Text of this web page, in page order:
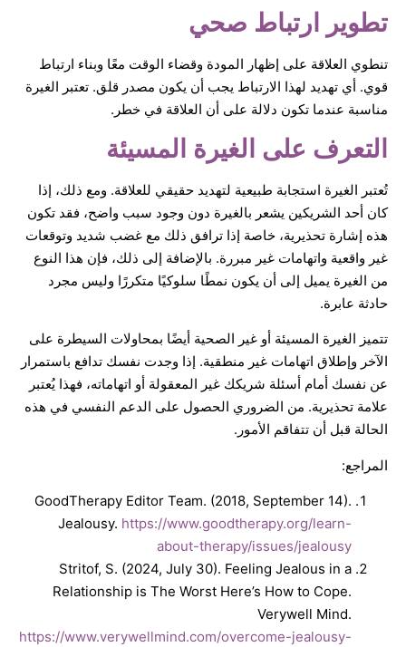
تطوير ارتباط صحي
تنطوي العلاقة على إظهار المودة وقضاء الوقت معًا وبناء ارتباط
قوي. أي تهديد لهذا الارتباط يجب أن يكون مصدر قلق. تعتبر الغيرة
مناسبة عندما تكون دلالة على أن العلاقة في خطر.
التعرف على الغيرة المسيئة
تُعتبر الغيرة استجابة طبيعية لتهديد حقيقي للعلاقة. ومع ذلك، إذا
كان أحد الشريكين يشعر بالغيرة دون وجود سبب واضح، فقد تكون
هذه إشارة تحذيرية، خاصة إذا ترافق ذلك مع غضب شديد وتوقعات
غير واقعية واتهامات غير مبررة. بالإضافة إلى ذلك، فإن هذا النوع
من الغيرة يميل إلى أن يكون نمطًا سلوكيًا متكررًا وليس مجرد
حادثة عابرة.
تتميز الغيرة المسيئة أو غير الصحية أيضًا بمحاولات السيطرة على
الآخر وإطلاق اتهامات غير منطقية. إذا وجدت نفسك تدافع باستمرار
عن نفسك أمام أسئلة شريكك غير المعقولة أو اتهاماته، فهذا يُعتبر
علامة تحذيرية. من الضروري الحصول على الدعم النفسي في هذه
الحالة قبل أن تتفاقم الأمور.
المراجع:
GoodTherapy Editor Team. (2018, September 14).
Jealousy. https://www.goodtherapy.org/learn-
about-therapy/issues/jealousy
Stritof, S. (2024, July 30). Feeling Jealous in a
Relationship is The Worst Here’s How to Cope.
Verywell Mind.
https://www.verywellmind.com/overcome-jealousy-